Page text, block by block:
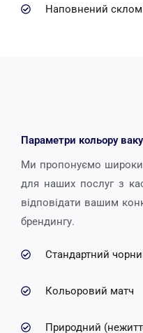
Наповнений
Параметри кольору
Ми пропонуємо
для наших послуг з
відповідати вашим
брендингу.
Стандартний
Кольоровий матч
Природний